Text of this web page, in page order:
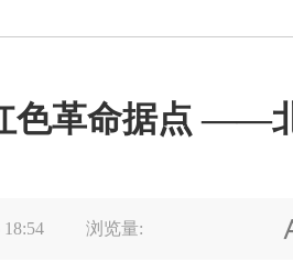
色革命据点 ——
18:54 浏览量: